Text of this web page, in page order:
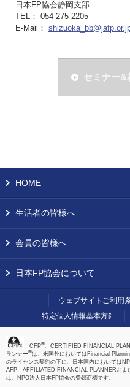
日本FP協会静岡支部
TEL： 054-275-2205
E-Mail：
セミナー&
HOME
生活者の皆様へ
会員の皆様へ
日本FP協会について
ウェブサイトご利用
特定個人情報基本方針
、CFP®、CERTIFIED FINANCIAL
ランナー®は、米国外においてはFinancial
のライセンス契約の下に、日本国内においては
AFP、AFFILIATED FINANCIAL PLANNERおよ
は、NPO法人日本FP協会の登録商標です。